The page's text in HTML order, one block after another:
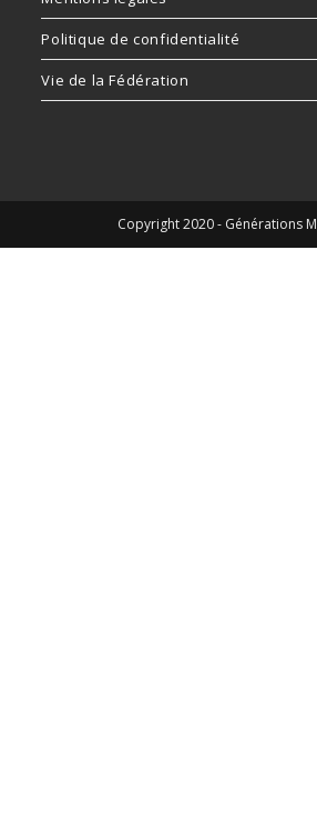
Politique de confidentialité
Vie de la Fédération
Copyright 2020 - Générations